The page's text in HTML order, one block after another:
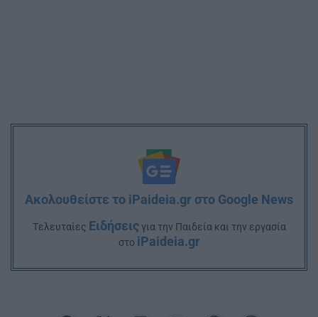
Ακολουθείστε το iPaideia.gr στο Google News
Tελευταίες Ειδήσειςγια την Παιδεία και την εργασία
στο iPaideia.gr